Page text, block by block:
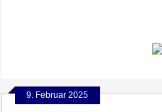
9. Februar 2025